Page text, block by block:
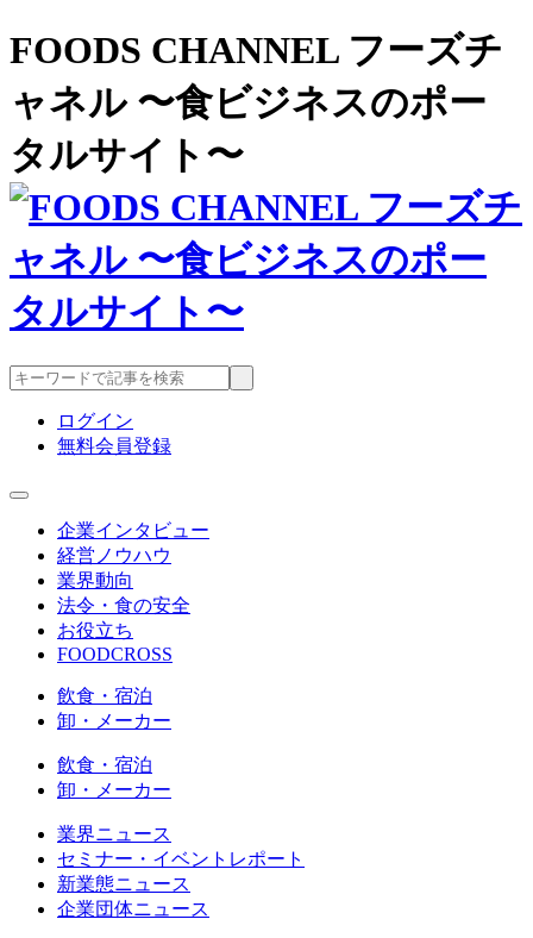
FOODS CHANNEL フーズチ
ャネル 〜食ビジネスのポー
タルサイト〜
ログイン
無料会員登録
企業インタビュー
経営ノウハウ
業界動向
法令・食の安全
お役立ち
FOODCROSS
飲食・宿泊
卸・メーカー
飲食・宿泊
卸・メーカー
業界ニュース
セミナー・イベントレポート
新業態ニュース
企業団体ニュース